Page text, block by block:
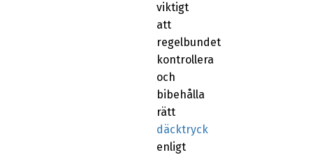
viktigt
att
regelbundet
kontrollera
och
bibehålla
rätt
däcktryck
enligt